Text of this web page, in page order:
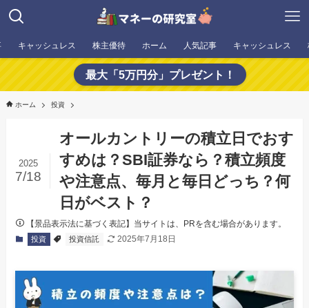
キャッシュレス 株主優待 ホーム 人気記事 キャッシュレス
最大「5万円分」プレゼント！
ホーム 投資
オールカントリーの積立日でおす
すめは？SBI証券なら？積立頻度
や注意点、毎月と毎日どっち？何
日がベスト？
2025
7/18
【景品表示法に基づく表記】当サイトは、PRを含む場合があります。
投資 投資信託 2025年7月18日